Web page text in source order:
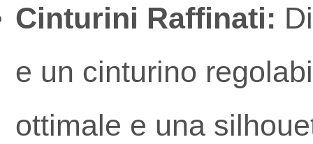
Cinturini Raffinati:
e un cinturino
ottimale e una